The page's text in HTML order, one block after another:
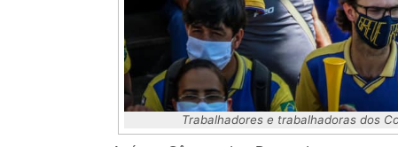
Trabalhadores e trabalhadoras dos